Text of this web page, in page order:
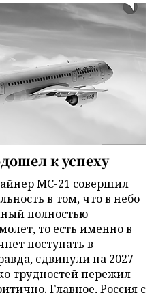
к успеху
МС-21 совершил
в том, что в небо
полностью
то есть именно в
поступать в
сдвинули на 2027
трудностей пережил
Главное, Россия с